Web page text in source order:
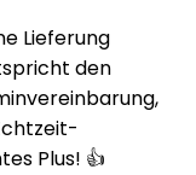
Lieferung
den
Plus! 👍